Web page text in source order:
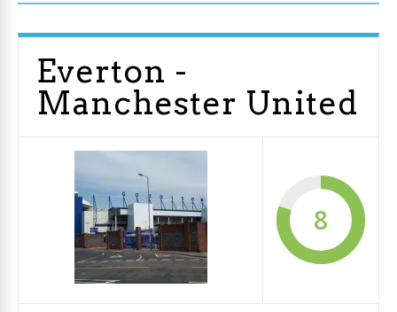
Everton -
Manchester United
8